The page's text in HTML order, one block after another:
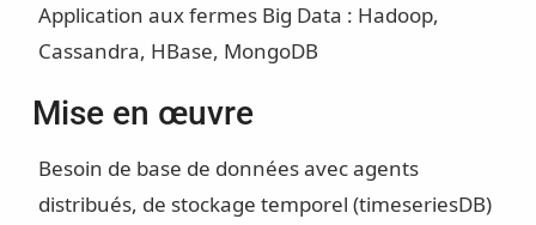
Application aux fermes Big Data : Hadoop,
Cassandra, HBase, MongoDB
Mise en œuvre
Besoin de base de données avec agents
distribués, de stockage temporel (timeseriesDB)